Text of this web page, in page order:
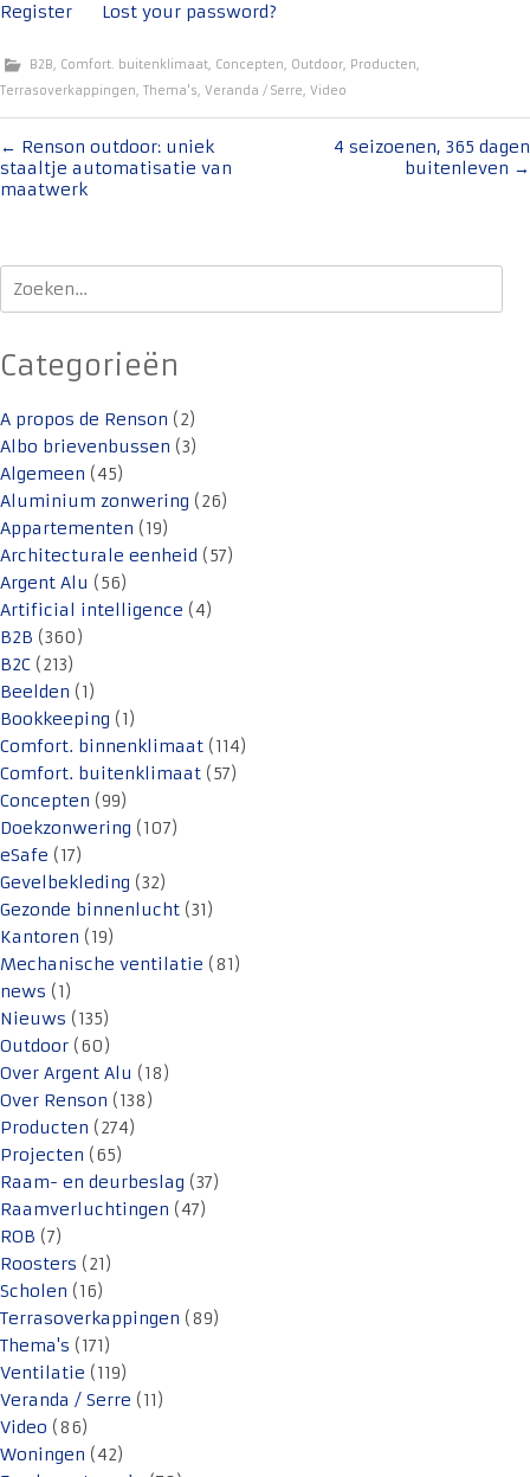
Register Lost your password?
B2B, Comfort. buitenklimaat, Concepten, Outdoor, Producten,
Terrasoverkappingen, Thema's, Veranda / Serre, Video
Bericht
navigatie
← Renson outdoor: uniek
staaltje automatisatie van
maatwerk
4 seizoenen, 365 dagen
buitenleven →
Zoeken
naar:
Categorieën
A propos de Renson (2)
Albo brievenbussen (3)
Algemeen (45)
Aluminium zonwering (26)
Appartementen (19)
Architecturale eenheid (57)
Argent Alu (56)
Artificial intelligence (4)
B2B (360)
B2C (213)
Beelden (1)
Bookkeeping (1)
Comfort. binnenklimaat (114)
Comfort. buitenklimaat (57)
Concepten (99)
Doekzonwering (107)
eSafe (17)
Gevelbekleding (32)
Gezonde binnenlucht (31)
Kantoren (19)
Mechanische ventilatie (81)
news (1)
Nieuws (135)
Outdoor (60)
Over Argent Alu (18)
Over Renson (138)
Producten (274)
Projecten (65)
Raam- en deurbeslag (37)
Raamverluchtingen (47)
ROB (7)
Roosters (21)
Scholen (16)
Terrasoverkappingen (89)
Thema's (171)
Ventilatie (119)
Veranda / Serre (11)
Video (86)
Woningen (42)